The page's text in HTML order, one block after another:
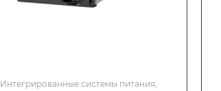
Интегрированные системы питания,